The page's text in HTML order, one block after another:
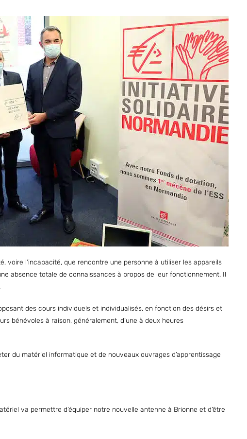
voire l’incapacité, que rencontre une personne à utiliser les appareils
absence totale de connaissances à propos de leur fonctionnement. Il
des cours individuels et individualisés, en fonction des désirs et
bénévoles à raison, généralement, d’une à deux heures
du matériel informatique et de nouveaux ouvrages d’apprentissage
va permettre d’équiper notre nouvelle antenne à Brionne et d’être